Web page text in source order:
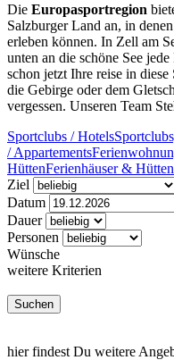
Die Europasportregion
Salzburger Land an, in
erleben können. In Zell am
unten an die schöne See
schon jetzt Ihre reise in
die Gebirge oder dem
vergessen. Unseren Team
Sportclubs / Hotels
/ Appartements
HüttenFerienhäuser & Hütten
Ziel
Datum
Dauer
Personen
Wünsche
weitere Kriterien
hier findest Du weitere